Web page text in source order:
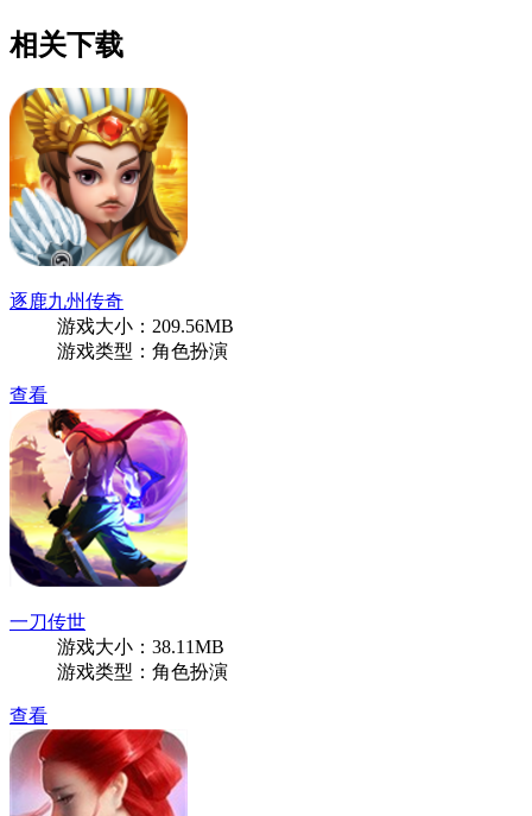
相关下载
逐鹿九州传奇
游戏大小：209.56MB
游戏类型：角色扮演
查看
一刀传世
游戏大小：38.11MB
游戏类型：角色扮演
查看